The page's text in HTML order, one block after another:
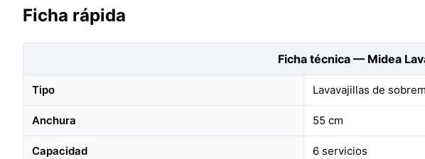
Ficha rápida
Ficha técnica — Midea
Tipo Lavavajillas de
Anchura 55 cm
Capacidad 6 servicios